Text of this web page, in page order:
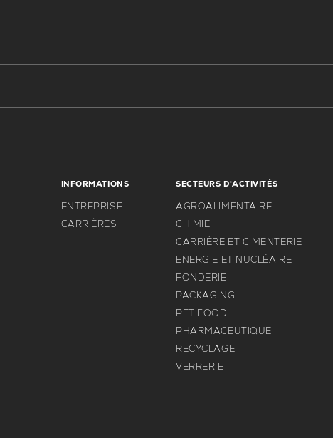
INFORMATIONS
ENTREPRISE
CARRIÈRES
SECTEURS D'ACTIVITÉS
AGROALIMENTAIRE
CHIMIE
CARRIÈRE ET CIMENTERIE
ENERGIE ET NUCLÉAIRE
FONDERIE
PACKAGING
PET FOOD
PHARMACEUTIQUE
RECYCLAGE
VERRERIE